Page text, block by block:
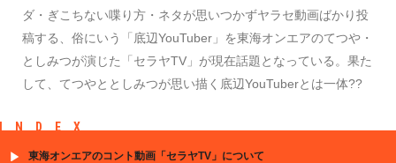
ダ・ぎこちない喋り方・ネタが思いつかずヤラセ動画ばかり投
稿する、俗にいう「底辺YouTuber」を東海オンエアのてつや・
としみつが演じた「セラヤTV」が現在話題となっている。果た
して、てつやととしみつが思い描く底辺YouTuberとは一体??
INDEX
東海オンエアのコント動画「セラヤTV」について